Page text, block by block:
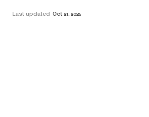
Last updated Oct 21, 2025